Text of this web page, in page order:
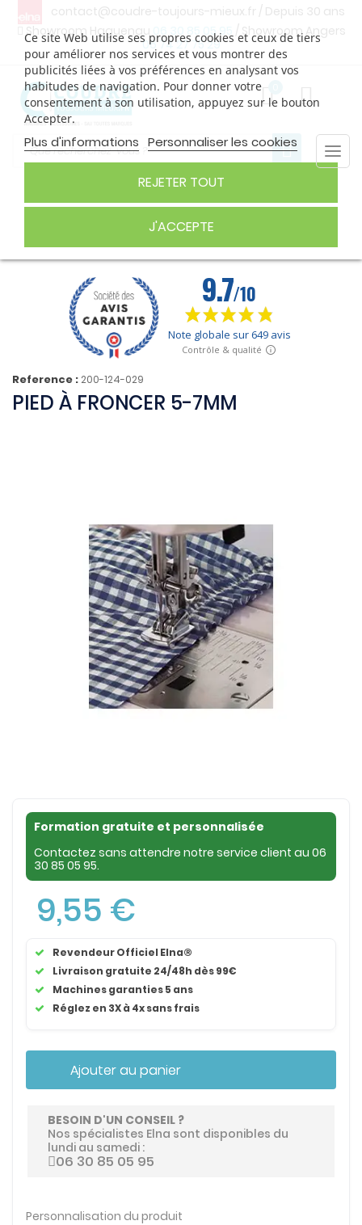
contact@coudre-toujours-mieux.fr / Depuis 30 ans
Showroom Haguenau
06 30 85 05 95
/ Showroom Angers
06 74 27 75 29
Ce site Web utilise ses propres cookies et ceux de tiers
pour améliorer nos services et vous montrer des
publicités liées à vos préférences en analysant vos
habitudes de navigation. Pour donner votre
consentement à son utilisation, appuyez sur le bouton
Accepter.
Plus d'informations Personnaliser les cookies
REJETER TOUT
J'ACCEPTE
PIED DE BICHE 5-7MM
Reference : 200-124-029
PIED À FRONCER 5-7MM
Formation gratuite et personnalisée
Contactez sans attendre notre service client au 06
30 85 05 95.
9,55 €
Revendeur Officiel Elna®
Livraison gratuite 24/48h dès 99€
Machines garanties 5 ans
Réglez en 3X à 4x sans frais
Ajouter au panier
BESOIN D'UN CONSEIL ?
Nos spécialistes Elna sont disponibles du
lundi au samedi :
06 30 85 05 95
Personnalisation du produit